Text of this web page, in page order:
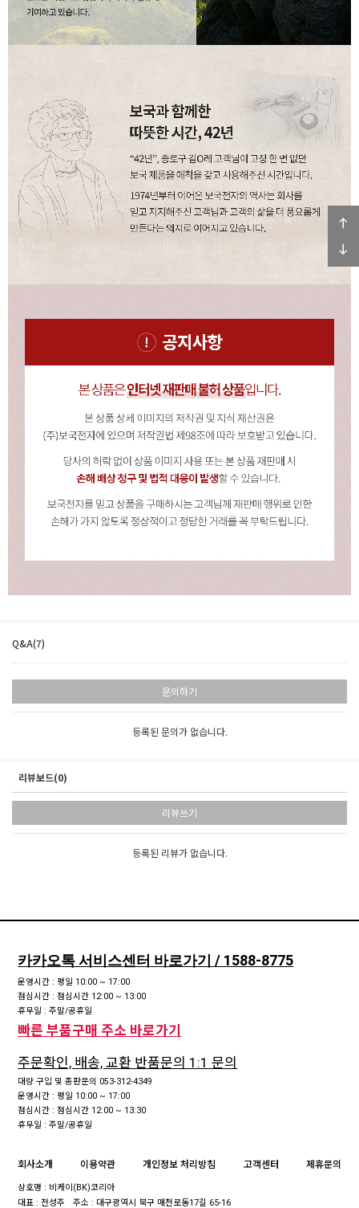
Q&A(7)
문의하기
등록된 문의가 없습니다.
리뷰보드(0)
리뷰쓰기
등록된 리뷰가 없습니다.
카카오톡 서비스센터 바로가기 / 1588-8775
운영시간 : 평일 10:00 ~ 17:00
점심시간 : 점심시간 12:00 ~ 13:00
휴무일 : 주말/공휴일
빠른 부품구매 주소 바로가기
주문확인, 배송, 교환 반품문의 1:1 문의
대량 구입 및 총판문의 053-312-4349
운영시간 : 평일 10:00 ~ 17:00
점심시간 : 점심시간 12:00 ~ 13:30
휴무일 : 주말/공휴일
회사소개 이용약관 개인정보 처리방침 고객센터 제휴문의
상호명 : 비케이(BK)코리아
대표 : 전성주
주소 : 대구광역시 북구 매천로동17길 65-16